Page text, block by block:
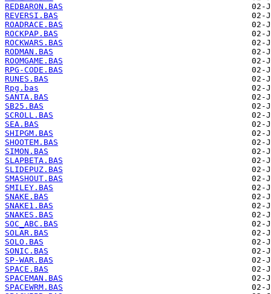
REDBARON.BAS
REVERSI.BAS
ROADRACE.BAS
ROCKPAP.BAS
ROCKWARS.BAS
RODMAN.BAS
ROOMGAME.BAS
RPG-CODE.BAS
RUNES.BAS
Rpg.bas
SANTA.BAS
SB25.BAS
SCROLL.BAS
SEA.BAS
SHIPGM.BAS
SHOOTEM.BAS
SIMON.BAS
SLAPBETA.BAS
SLIDEPUZ.BAS
SMASHOUT.BAS
SMILEY.BAS
SNAKE.BAS
SNAKE1.BAS
SNAKES.BAS
SOC_ABC.BAS
SOLAR.BAS
SOLO.BAS
SONIC.BAS
SP-WAR.BAS
SPACE.BAS
SPACEMAN.BAS
SPACEWRM.BAS